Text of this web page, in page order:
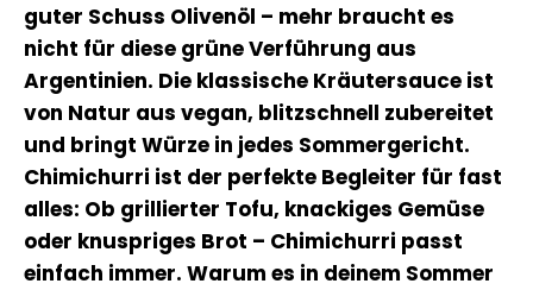
guter Schuss Olivenöl – mehr braucht es
nicht für diese grüne Verführung aus
Argentinien. Die klassische Kräutersauce ist
von Natur aus vegan, blitzschnell zubereitet
und bringt Würze in jedes Sommergericht.
Chimichurri ist der perfekte Begleiter für fast
alles: Ob grillierter Tofu, knackiges Gemüse
oder knuspriges Brot – Chimichurri passt
einfach immer. Warum es in deinem Sommer